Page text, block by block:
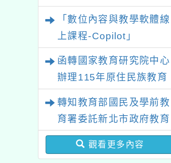
「數位內容與教學軟體線
上課程-Copilot」
函轉國家教育研究院中心
辦理115年原住民族教育
轉知教育部國民及學前教
育署委託新北市政府教育
局辦理「115年度教師專
業成長研習實施計畫－夢
觀看更多內容